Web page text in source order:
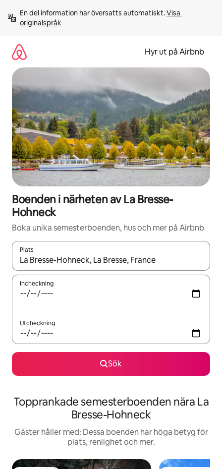
innehåll
En del information har översatts automatiskt. Visa
originalspråk
Hyr ut på Airbnb
Boenden i närheten av La Bresse-
Hohneck
Boka unika semesterboenden, hus och mer på Airbnb
Plats
När resultaten är tillgängliga kan du navigera med upp- och
Incheckning
Utcheckning
Sök
Topprankade semesterboenden nära La
Bresse-Hohneck
Gäster håller med: Dessa boenden har höga betyg för
plats, renlighet och mer.